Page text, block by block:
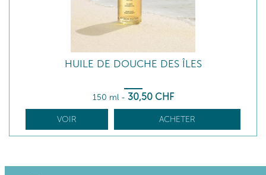
HUILE DE DOUCHE DES ÎLES
150 ml - 30,50 CHF
VOIR ACHETER